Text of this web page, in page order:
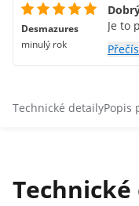
Desmazures
minulý rok
Je to
Technické detailyPopis